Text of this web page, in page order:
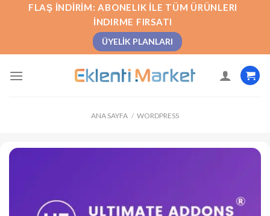
FLAŞ İNDIRIM: ABONELIK İLE TÜM ÜRÜNLERI
İNDIRME FIRSATI
ÜYELIK PLANLARI
ANA SAYFA / WORDPRESS